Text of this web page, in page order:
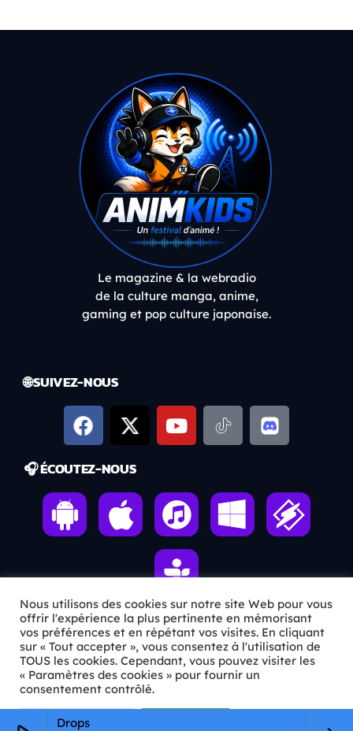
Drops
Le magazine & la webradio
de la culture manga, anime,
gaming et pop culture japonaise.
🌐 SUIVEZ-NOUS
🎧 ÉCOUTEZ-NOUS
ℹ️ INFOS PRATIQUES
✉️Contact
🦊Qui sommes-nous ?
Nous utilisons des cookies sur notre site Web pour vous
offrir l'expérience la plus pertinente en mémorisant
vos préférences et en répétant vos visites. En cliquant
sur « Tout accepter », vous consentez à l'utilisation de
TOUS les cookies. Cependant, vous pouvez visiter les
« Paramètres des cookies » pour fournir un
consentement contrôlé.
Paramètres Cookie